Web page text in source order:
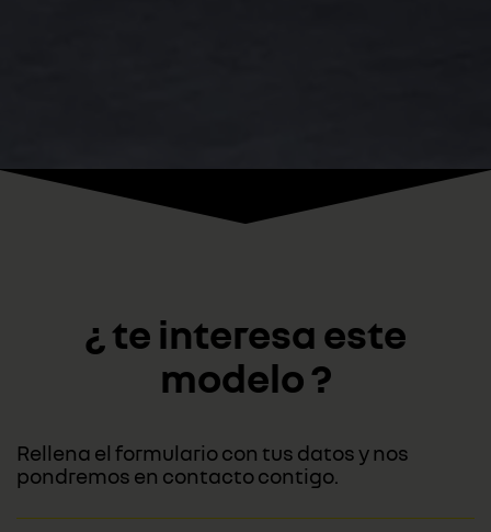
¿ te interesa este
modelo ?
Rellena el formulario con tus datos y nos
pondremos en contacto contigo.